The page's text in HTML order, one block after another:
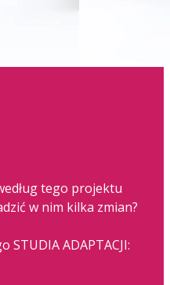
tego projektu
w nim kilka zmian?
STUDIA ADAPTACJI: